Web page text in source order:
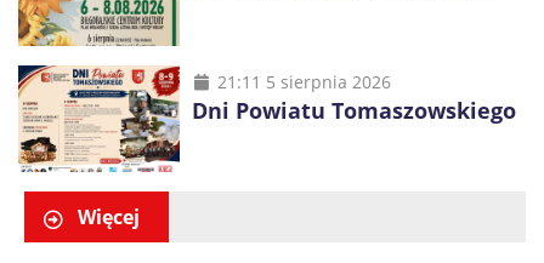
21:11 5 sierpnia 2026
Dni Powiatu Tomaszowskiego
Więcej